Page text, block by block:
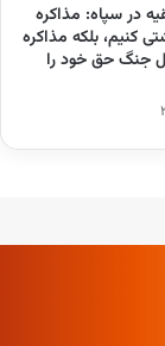
در سپاه: مذاکره
کنیم، بلکه مذاکره
جنگ حق‌ خود را